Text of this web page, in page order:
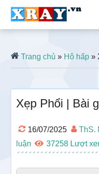
Trang chủ » Hô hấp »
Xẹp Phổi | Bài
16/07/2025 ThS.
luận
37258